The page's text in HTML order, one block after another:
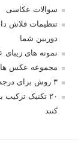
سوالات عکاسی
تنظیمات فلاش
دوربین شما
نمونه های
مجموعه عکس
۳ روش برای درجه بندی و تنظیم دقیق رنگ در فتوشاپ
۲۰ تکنیک
کنند